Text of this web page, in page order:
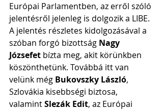
Európai Parlamentben, az erről szóló
jelentésről jelenleg is dolgozik a LIBE.
A jelentés részletes kidolgozásával a
szóban forgó bizottság Nagy
Józsefet bízta meg, akit körünkben
köszönthetünk. Továbbá itt van
velünk még Bukovszky László,
Szlovákia kisebbségi biztosa,
valamint Slezák Edit, az Európai